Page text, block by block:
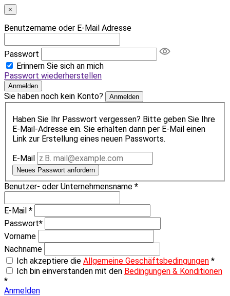
×
Benutzername oder E-Mail Adresse
Passwort
Erinnern Sie sich an mich
Passwort wiederherstellen
Anmelden
Sie haben noch kein Konto? Anmelden
Haben Sie Ihr Passwort vergessen? Bitte geben Sie Ihre
E-Mail-Adresse ein. Sie erhalten dann per E-Mail einen
Link zur Erstellung eines neuen Passworts.
E-Mail
Neues Passwort anfordern
Benutzer- oder Unternehmensname *
E-Mail *
Passwort*
Vorname
Nachname
Ich akzeptiere die Allgemeine Geschäftsbedingungen *
Ich bin einverstanden mit den Bedingungen & Konditionen
*
Anmelden